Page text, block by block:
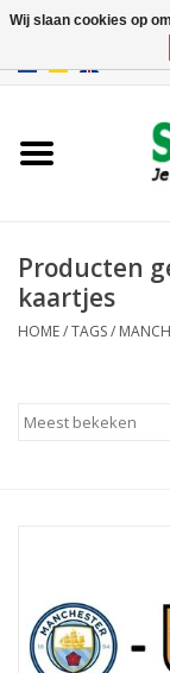
Producten
kaartjes
HOME/TAGS/
Wij slaan cookies op